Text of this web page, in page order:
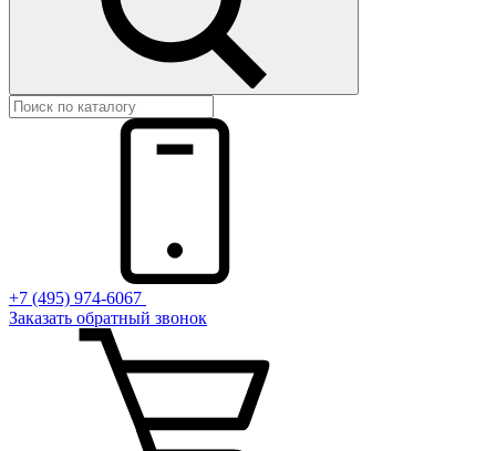
+7 (495) 974-6067
Заказать обратный звонок